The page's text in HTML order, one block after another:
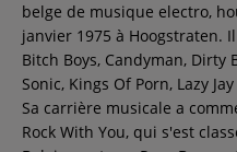
CONCOURS
Contact
belge de musique electro,
janvier 1975 à Hoogstraten.
Bitch Boys, Candyman, Dirty
Sonic, Kings Of Porn, Lazy
Sa carrière musicale a
Rock With You, qui s'est